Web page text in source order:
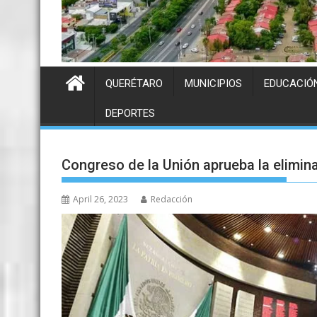
QUERÉTARO MUNICIPIOS
DEPORTES
Congreso de la Unión aprueba la
April 26, 2023 Redacción